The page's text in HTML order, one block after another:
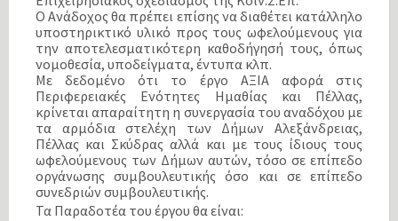
Ο Ανάδοχος θα πρέπει επίσης να διαθέτει κατάλληλο
υποστηρικτικό υλικό προς τους ωφελούμενους για
την αποτελεσματικότερη καθοδήγησή τους, όπως
νομοθεσία, υποδείγματα, έντυπα κλπ.
Με δεδομένο ότι το έργο ΑΞΙΑ αφορά στις
Περιφερειακές Ενότητες Ημαθίας και Πέλλας,
κρίνεται απαραίτητη η συνεργασία του αναδόχου με
τα αρμόδια στελέχη των Δήμων Αλεξάνδρειας,
Πέλλας και Σκύδρας αλλά και με τους ίδιους τους
ωφελούμενους των Δήμων αυτών, τόσο σε επίπεδο
οργάνωσης συμβουλευτικής όσο και σε επίπεδο
συνεδριών συμβουλευτικής.
Τα Παραδοτέα του έργου θα είναι: